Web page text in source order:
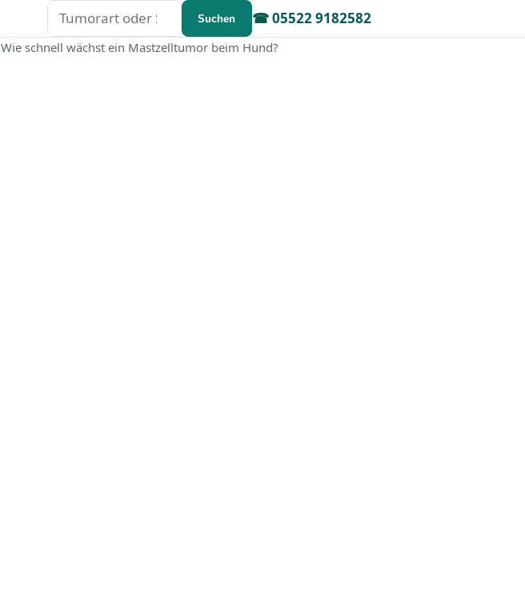
☎05522 9182582
Suchen Suchen
Wie schnell wächst ein Mastzelltumor beim Hund?